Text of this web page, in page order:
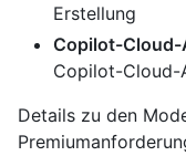
Erstellung
Copilot-Cloud-
Copilot-Cloud-
Details zu den